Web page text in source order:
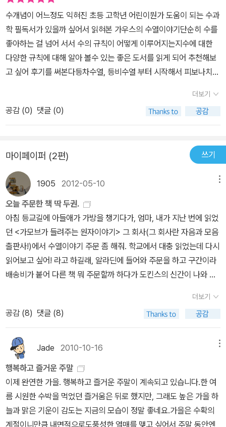
히 재미있게 봤었던tvn 프로그램인 문제적남자 속 문제를함께 푸는
듯한 기분이었어요.어떠한 문제를 받아들고 그 문제에 적용된규칙들
을 천천히 찾아나가면서문제가 해결되는 과정을 이해하는데의외로
그렇게 어렵지 않으면서 문제를 풀어나갈 수 있었습니다. 이런 수열
이 있으니 암기해두어라가 아니라어떤 수열이 있으면 어떤 규칙이 적
용되었는지생각하면서 찾아보고 이해할 수 있도록수업이 진행되어
나갑니다.수학시간에 늘 흥미있게 다가왔던 무한대정말 끝없이 더하
기만 한다면 무한대가 되는 걸까아이들이 궁금해하는 부분을 주제로
도록 도와줍니다.한번쯤 다들 들어보셨을 피보나치 수열토끼에 빗대
어 설명되는 피보나치 수열은다시 읽어봐도 재미있고 신기한 느낌이
었어요.전체적인 아홉번의 강의가 끝나고 나면부록이 연결되는데앞
선 아홉강의의 내용이 모두 조금씩다 접목되어 나오는 이야기에요.코
시라는 아이가 아픈 아버지의 약을 구하기 위해친구와 함께 모험을
떠나 각종 미션을 해결하는데여러 수열 문제를 풀어나가 결국 약을
구해온다는 이야기초등과학책으로서 이해하기 쉽게 한번더 다뤄주는
부분이라 재미있게 읽어갈 수 있었어요.다소 어렵게 느껴질 수 있었
던 고등수학이었지만어렵지 않게 이해하기 쉽게 다뤄주어기본적인
개념을 받아들이기 좋았던 초등과학책가우스가 들려주는 수열이야기
수개념이 어느정도 익혀진 초등 고학년 어린이뭔가 도움이 되는 수과
학 필독서가 있을까 싶어서 읽혀본 가우스의 수열이야기단순히 수를
좋아하는 걸 넘어 서서 수의 규칙이 어떻게 이루어지는지수에 대한
다양한 규칙에 대해 알아 볼수 있는 좋은 도서를 읽게 되어 추천해보
고 싶어 후기를 써본다등차수열, 등비수열 부터 시작해서 피보나치수
가 흥미롭게 읽은 도서 이다이제 고학년이면 중학생으로 넘어가야하
는 시기.수를 계산할때는 공식도 중요한데 그런부분들을 차근차근 알
아갈수 있게 도움을 준다고 해야할까?수학자인 가우스에 대해 알아
야기 까지부록으로 실린 글을 읽으면 직접 문제도 풀어 나가니 꽤나
재미있어하더라수에 좀 관심이 없거나 관심이 너무 있거나 모두에게
도움이 될만한 필독서 인건 확실한것 같다꼭 한번 읽어보기를 추천해
본다
더보기
공감 (0) 댓글 (0)
마이페이퍼 (2편) 쓰기
1905 2012-05-10
오늘 주문한 책 딱 두권.
아침 등교길에 아들애가 가방을 챙기다가, 엄마, 내가 지난 번에 읽었
던 <가모브가 들려주는 원자이야기> 그 회사(그 회사란 자음과 모음
출판사!)에서 수열이야기 주문 좀 해줘. 학교에서 대충 읽었는데 다시
읽어보고 싶어! 라고 하길래, 알라딘에 들어와 주문을 하고 구간이라
배송비가 붙어 다른 책 뭐 주문할까 하다가 도킨스의 신간이 나와 있
들애가 수 년만에 주문하는 책이라 당일배송을 누르고 기다리고 있
는 중. 꼭 오늘 안와도 상관 없지만. 이 책은 도서검색해보니, 대상이
청소년 이상이여서 중 1 인 큰애한테 도움이 될 것 같아 주문을 했다.
이번 책에선 전반적인 과학의 기초, 생물에서 물리까지 청소년들이
쉽게 이해할 수 있도록 글을 쓴 것 같다. 도킨스와 이번에 공동작업한
데이비드 매킨의 그림을 딱히 좋아하지는 않지만, 청소년 입장에서는
그림이 없는 것보다는 있는 게 이 책을 접근하기가 더 용이하지 않을
까 싶기는 하다. 최고의 생물학자와 최고의 그림책작가(매킨을 정의
하기가 꽤나 어렵네....여기서 그림책은 아이들을 위한 그림책과 마블
더보기
공감 (8) 댓글 (8)
Jade 2010-10-16
행복하고 즐거운 주말
이제 완연한 가을. 행복하고 즐거운 주말이 계속되고 있습니다.한 여
름 시원한 수박을 먹었던 즐거움은 뒤로 했지만, 그래도 높은 가을 하
늘과 맑은 기운이 감도는 지금의 모습이 정말 좋네요.가을은 수확의
계절이니만큼 내면적으로도풍성한 열매를 맺고 싶어서 주말 동안엔